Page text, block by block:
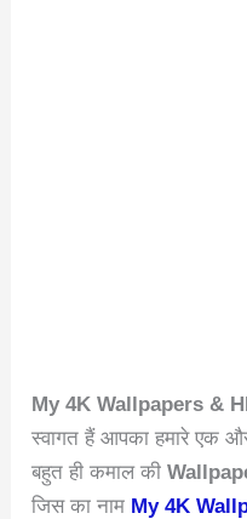
My 4K Wallpapers &
स्वागत हैं आपका हमारे एक
बहुत ही कमाल की
जिस का नाम My 4K